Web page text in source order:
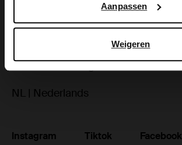
Aanpassen
Weigeren
Studentenkorting
NL | Nederlands
Instagram Tiktok Facebook